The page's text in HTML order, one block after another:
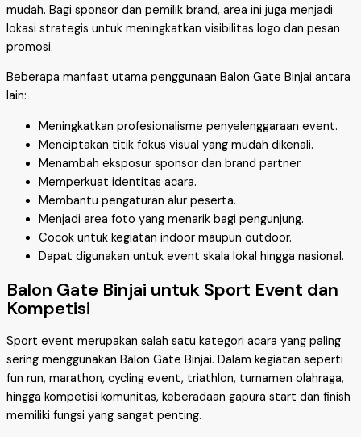
mudah. Bagi sponsor dan pemilik brand, area ini juga menjadi
lokasi strategis untuk meningkatkan visibilitas logo dan pesan
promosi.
Beberapa manfaat utama penggunaan Balon Gate Binjai antara
lain:
Meningkatkan profesionalisme penyelenggaraan event.
Menciptakan titik fokus visual yang mudah dikenali.
Menambah eksposur sponsor dan brand partner.
Memperkuat identitas acara.
Membantu pengaturan alur peserta.
Menjadi area foto yang menarik bagi pengunjung.
Cocok untuk kegiatan indoor maupun outdoor.
Dapat digunakan untuk event skala lokal hingga nasional.
Balon Gate Binjai untuk Sport Event dan
Kompetisi
Sport event merupakan salah satu kategori acara yang paling
sering menggunakan Balon Gate Binjai. Dalam kegiatan seperti
fun run, marathon, cycling event, triathlon, turnamen olahraga,
hingga kompetisi komunitas, keberadaan gapura start dan finish
memiliki fungsi yang sangat penting.